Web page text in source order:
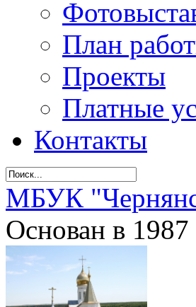
План
Проекты
Платные
Контакты
МБУК
Основан в 1987